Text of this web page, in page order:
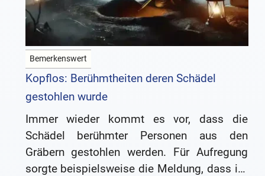
Bemerkenswert
Kopflos: Berühmtheiten deren Schädel
gestohlen wurde
Immer wieder kommt es vor, dass die
Schädel berühmter Personen aus den
Gräbern gestohlen werden. Für Aufregung
sorgte beispielsweise die Meldung, dass im